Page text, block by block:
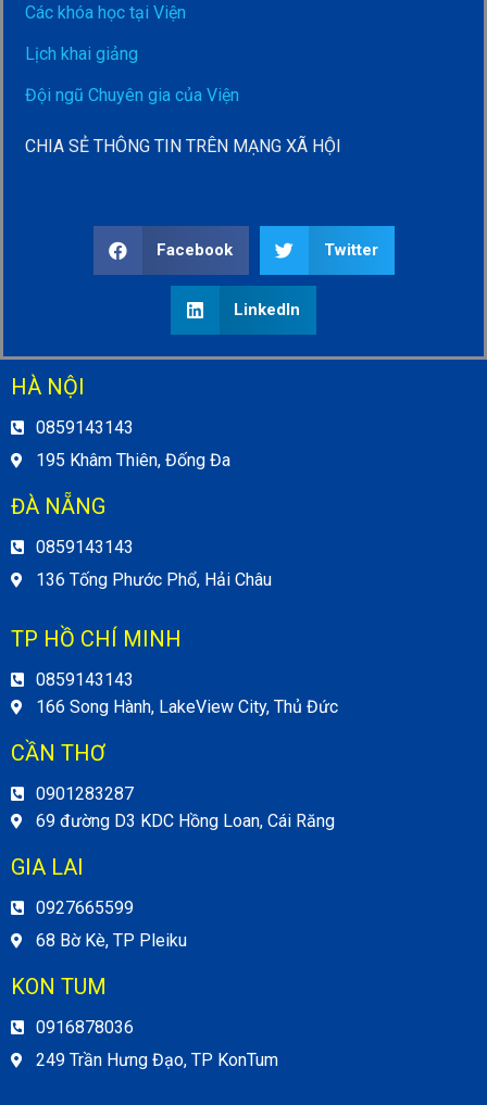
Các khóa học tại Viện
Lịch khai giảng
Đội ngũ Chuyên gia của Viện
CHIA SẺ THÔNG TIN TRÊN MẠNG XÃ HỘI
Facebook Twitter
LinkedIn
HÀ NỘI
0859143143
195 Khâm Thiên, Đống Đa
ĐÀ NẴNG
0859143143
136 Tống Phước Phổ, Hải Châu
TP HỒ CHÍ MINH
0859143143
166 Song Hành, LakeView City, Thủ Đức
CẦN THƠ
0901283287
69 đường D3 KDC Hồng Loan, Cái Răng
GIA LAI
0927665599
68 Bờ Kè, TP Pleiku
KON TUM
0916878036
249 Trần Hưng Đạo, TP KonTum